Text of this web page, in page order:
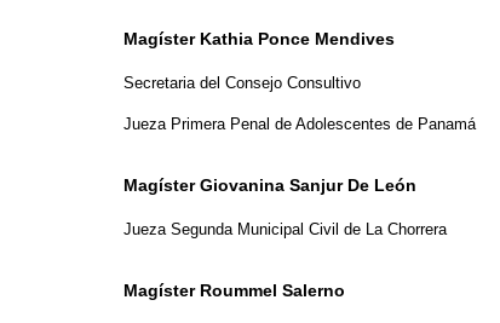
Magíster Kathia Ponce Mendives
Secretaria del Consejo Consultivo
Jueza Primera Penal de Adolescentes de Panamá
Magíster Giovanina Sanjur De León
Jueza Segunda Municipal Civil de La Chorrera
Magíster Roummel Salerno